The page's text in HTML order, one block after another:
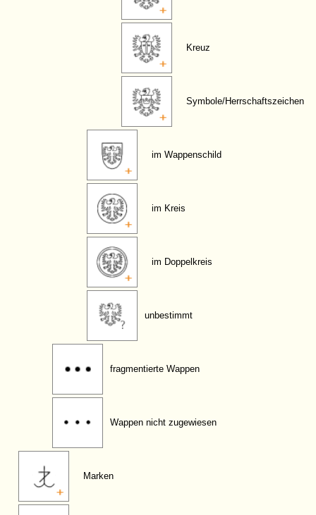
Kreuz
Symbole/Herrschaftszeichen
im Wappenschild
im Kreis
im Doppelkreis
unbestimmt
fragmentierte Wappen
Wappen nicht zugewiesen
Marken